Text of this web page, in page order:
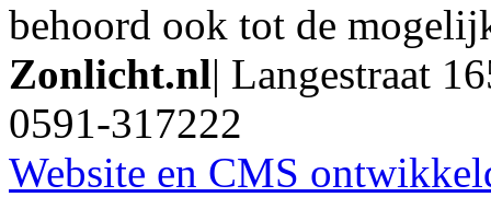
behoord ook tot de
Zonlicht.nl| Langestraat
0591-317222
Website en CMS